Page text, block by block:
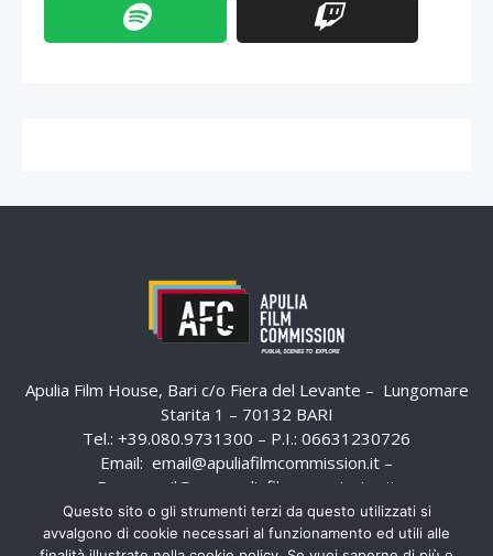
Apulia Film House, Bari c/o Fiera del Levante – Lungomare
Starita 1 – 70132 BARI
Tel.: +39.080.9731300 – P.I.: 06631230726
Email: email@apuliafilmcommission.it –
Pec:
email@pec.apuliafilmcommission.it
Questo sito o gli strumenti terzi da questo utilizzati si
avvalgono di cookie necessari al funzionamento ed utili alle